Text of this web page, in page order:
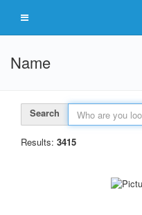
Name
Search
Results: 3415